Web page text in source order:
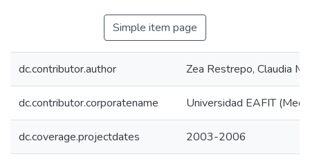
Simple item page
dc.contributor.author Zea Restrepo, Claudia
dc.contributor.corporatename Universidad EAFIT
dc.coverage.projectdates 2003-2006